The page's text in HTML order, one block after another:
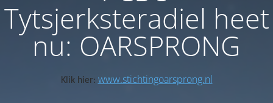
Tytsjerksteradiel heet
nu: OARSPRONG
Klik hier: www.stichtingoarsprong.nl